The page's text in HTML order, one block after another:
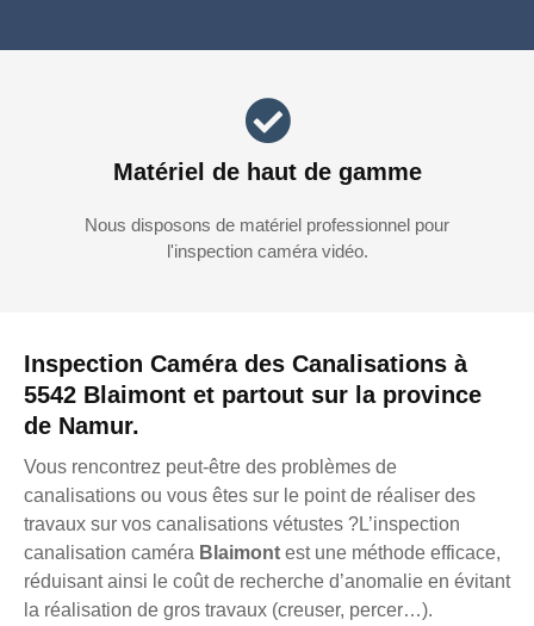
Inspection Caméra des Canalisations à
5542 Blaimont et partout sur la province
de Namur.
Vous rencontrez peut-être des problèmes de
canalisations ou vous êtes sur le point de réaliser des
travaux sur vos canalisations vétustes ?L’inspection
canalisation caméra Blaimont est une méthode efficace,
réduisant ainsi le coût de recherche d’anomalie en évitant
la réalisation de gros travaux (creuser, percer…).
Matériel de haut de gamme
Nous disposons de matériel professionnel pour
l'inspection caméra vidéo.